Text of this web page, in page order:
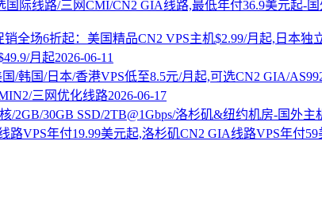
月起2026-06-11
三网优化线路2026-06-17